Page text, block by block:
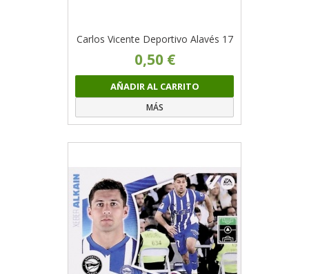
Carlos Vicente Deportivo Alavés 17
0,50 €
AÑADIR AL CARRITO
MÁS